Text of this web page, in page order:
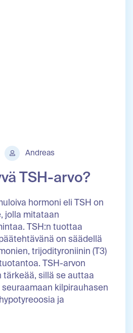
Andreas
TSH-arvo?
hormoni eli TSH on
jolla mitataan
TSH:n tuottaa
on säädellä
trijodityroniinin (T3)
TSH-arvon
tärkeää, sillä se auttaa
kilpirauhasen
ja